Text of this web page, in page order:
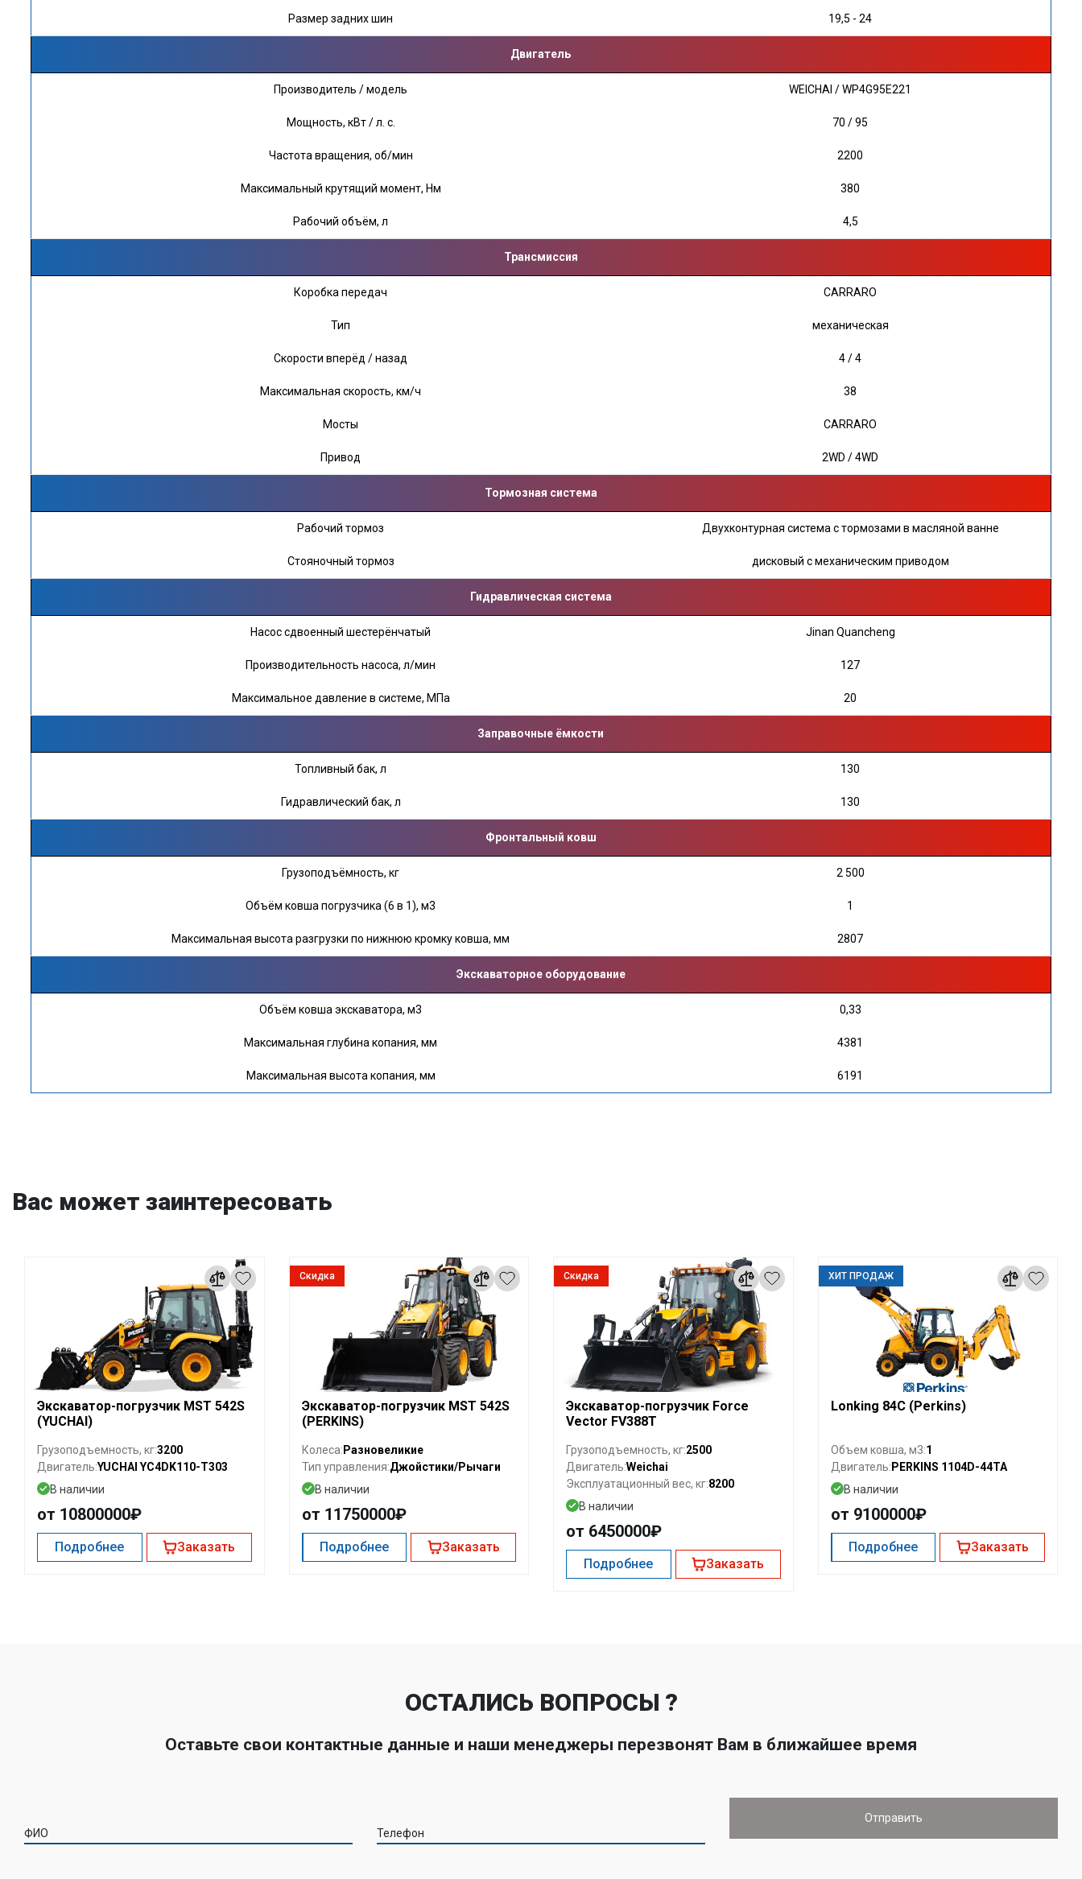
Размер задних шин 19,5 - 24
Двигатель
Производитель / модель WEICHAI / WP4G95E221
Мощность, кВт / л. с. 70 / 95
Частота вращения, об/мин 2200
Максимальный крутящий момент, Нм 380
Рабочий объём, л 4,5
Трансмиссия
Коробка передач CARRARO
Тип механическая
Скорости вперёд / назад 4 / 4
Максимальная скорость, км/ч 38
Мосты CARRARO
Привод 2WD / 4WD
Тормозная система
Рабочий тормоз Двухконтурная система с тормозами в масляной ванне
Стояночный тормоз дисковый с механическим приводом
Гидравлическая система
Насос сдвоенный шестерёнчатый Jinan Quancheng
Производительность насоса, л/мин 127
Максимальное давление в системе, МПа 20
Заправочные ёмкости
Топливный бак, л 130
Гидравлический бак, л 130
Фронтальный ковш
Грузоподъёмность, кг 2 500
Объём ковша погрузчика (6 в 1), м3 1
Максимальная высота разгрузки по нижнюю кромку ковша, мм 2807
Экскаваторное оборудование
Объём ковша экскаватора, м3 0,33
Максимальная глубина копания, мм 4381
Максимальная высота копания, мм 6191
Вас может заинтересовать
Экскаватор-погрузчик MST 542S
(YUCHAI)
Грузоподъемность, кг:3200
Двигатель:YUCHAI YC4DK110-T303
В наличии
от 10800000₽
Подробнее Заказать
Скидка
Экскаватор-погрузчик MST 542S
(PERKINS)
Колеса: Разновеликие
Тип управления:Джойстики/Рычаги
В наличии
от 11750000₽
Подробнее Заказать
Скидка
Экскаватор-погрузчик Force
Vector FV388T
Грузоподъемность, кг:2500
Двигатель:Weichai
Эксплуатационный вес, кг:8200
В наличии
от 6450000₽
Подробнее Заказать
ХИТ ПРОДАЖ
Lonking 84C (Perkins)
Объем ковша, м3:1
Двигатель: PERKINS 1104D-44TA
В наличии
от 9100000₽
Подробнее Заказать
ОСТАЛИСЬ ВОПРОСЫ ?
Оставьте свои контактные данные и наши менеджеры перезвонят Вам в ближайшее время
ФИО Телефон